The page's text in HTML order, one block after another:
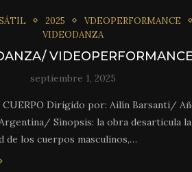
2025
VDEOPERFORMANCE
VIDEODANZA
septiembre 1, 2025
CUERPO Dirigido por: Ailín Barsanti/
Sinopsis: la obra desarticula la
de los cuerpos masculinos,…